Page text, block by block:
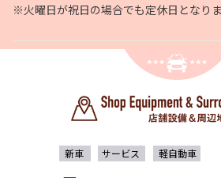
※火曜日が祝日の場合でも定休日となりま
新車 サービス 軽自動車